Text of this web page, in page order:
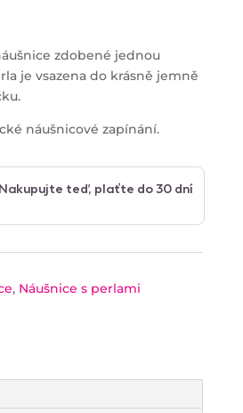
zdobené jednou
je vsazena do krásně jemně
náušnicové zapínání.
, Náušnice s perlami